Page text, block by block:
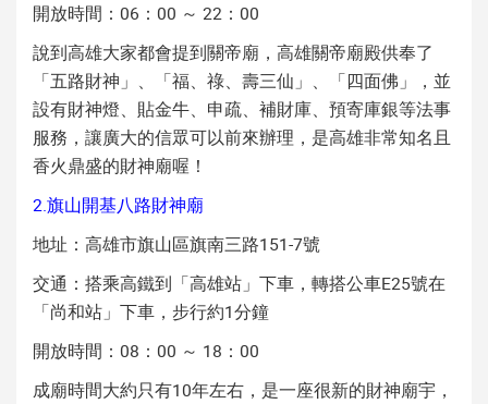
開放時間：06：00 ～ 22：00
說到高雄大家都會提到關帝廟，高雄關帝廟殿供奉了
「五路財神」、「福、祿、壽三仙」、「四面佛」，並
設有財神燈、貼金牛、申疏、補財庫、預寄庫銀等法事
服務，讓廣大的信眾可以前來辦理，是高雄非常知名且
香火鼎盛的財神廟喔！
2.旗山開基八路財神廟
地址：高雄市旗山區旗南三路151-7號
交通：搭乘高鐵到「高雄站」下車，轉搭公車E25號在
「尚和站」下車，步行約1分鐘
開放時間：08：00 ～ 18：00
成廟時間大約只有10年左右，是一座很新的財神廟宇，